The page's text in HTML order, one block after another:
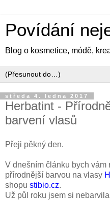
Povídání
Blog o kosmetice, módě,
středa 4. ledna 2017
Herbatint -
barvení vlasů
Přeji pěkný den.
V dnešním článku bych
přírodnější barvou na vlasy
shopu stibio.cz.
Už půl roku jsem si